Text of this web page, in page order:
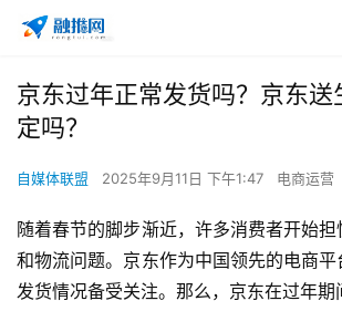
京东过年正常发货吗？京东送
定吗？
自媒体联盟 2025年9月11日 下午1:47 电商运营
随着春节的脚步渐近，许多消费者开始
和物流问题。京东作为中国领先的电商
发货情况备受关注。那么，京东在过年期